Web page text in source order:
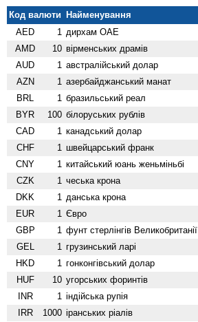
Код валюти Найменування
AED
1 дирхам ОАЕ
AMD 10 вiрменських драмів
AUD 1 австралійський долар
AZN 1 азербайджанський манат
BRL 1 бразильський реал
BYR 100 білоруських рублів
CAD 1 канадський долар
CHF 1 швейцарський франк
CNY 1 китайський юань женьмiньбi
CZK 1 чеська крона
DKK 1 данська крона
EUR 1 Євро
GBP 1 фунт стерлінгів Велико­британії
GEL 1 грузинський ларі
HKD 1 гонконгівський долар
HUF 10 угорських форинтів
INR 1 індійська рупія
IRR 1000 іранських ріалів